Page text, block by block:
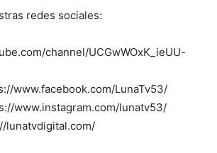
redes sociales:
channel/UCGwWOxK_ieUU-
www.facebook.com/LunaTv53/
www.instagram.com/lunatv53/
lunatvdigital.com/